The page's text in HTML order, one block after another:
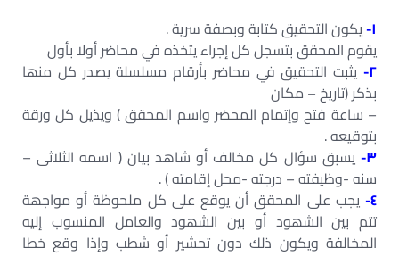
١- يكون التحقيق كتابة وبصفة سرية .
يقوم المحقق بتسجل كل إجراء يتخذه في محاضر أولا بأول
٢- يثبت التحقيق في محاضر بأرقام مسلسلة يصدر كل منھا
بذكر (تاريخ – مكان
– ساعة فتح وإتمام المحضر واسم المحقق ) ويذيل كل ورقة
بتوقيعه .
٣- يسبق سؤال كل مخالف أو شاھد بيان ( اسمه الثلاثى –
سنه -وظيفته – درجته -محل إقامته ) .
٤- يجب على المحقق أن يوقع على كل ملحوظة أو مواجھة
تتم بين الشھود أو بين الشھود والعامل المنسوب إليه
المخالفة ويكون ذلك دون تحشير أو شطب وإذا وقع خطا